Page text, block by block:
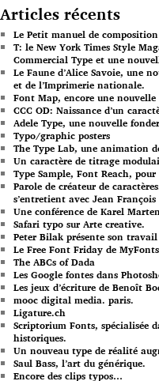
Articles récents
Le Petit manuel de
T: le New York Times Style
Commercial Type et une
Le Faune d’Alice Savoie, une
et de l’Imprimerie nationale.
Font Map, encore une nouvelle
CCC OD: Naissance d’un
Adele Type, une nouvelle
Typo/graphic posters
The Type Lab, une animation
Un caractère de titrage
Type Sample, Font Reach,
Parole de créateur de
s’entretient avec Jean François
Une conférence de Karel
Safari typo sur Arte creative.
Peter Bilak présente son
Le Free Font Friday de
The ABCs of Dada
Les Google fontes dans
Les jeux d’écriture de Benoît
mooc digital media. paris.
Ligature.ch
Scriptorium Fonts, spécialisée
historiques.
Un nouveau type de réalité
Saul Bass, l’art du générique.
Encore des clips typos…